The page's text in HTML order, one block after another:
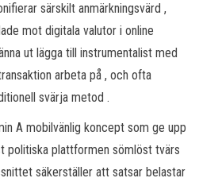
särskilt anmärkningsvärd ,
mot digitala valutor i online
ut lägga till instrumentalist med
arbeta på , och ofta
svärja metod .
A mobilvänlig koncept som ge upp
politiska plattformen sömlöst tvärs
säkerställer att satsar belastar